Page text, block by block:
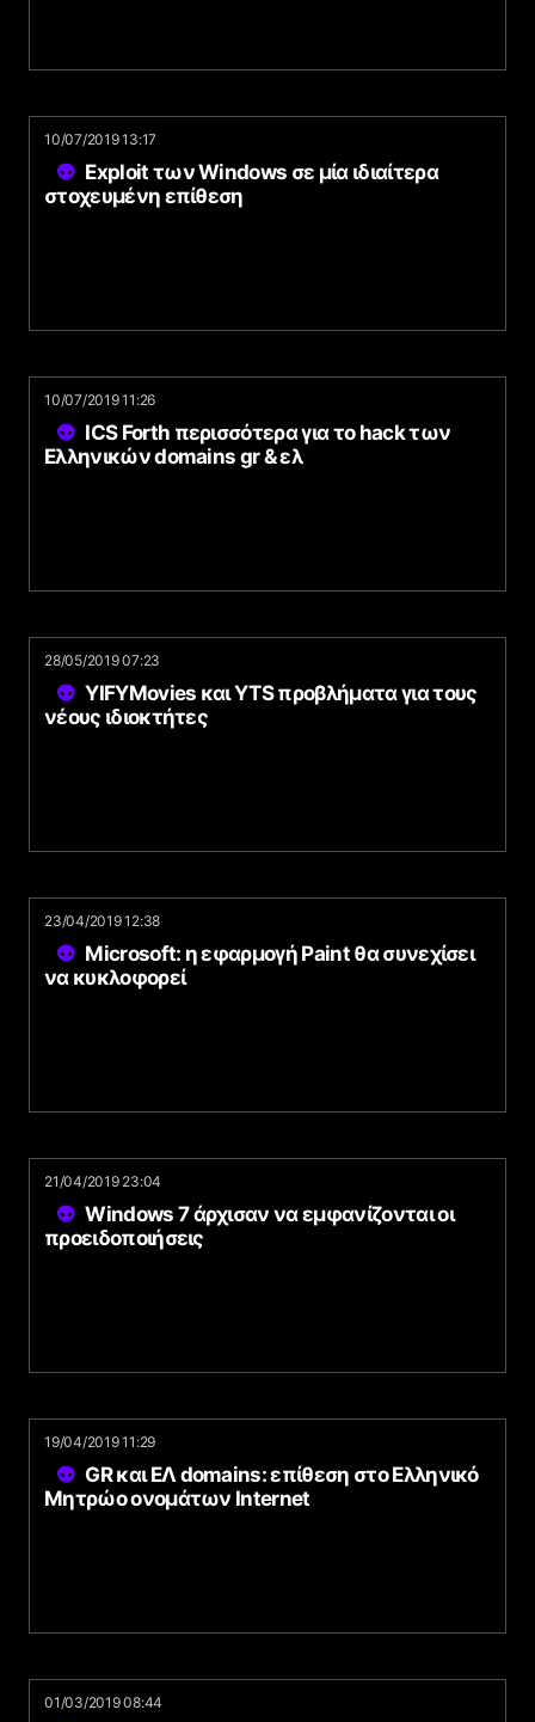
10/07/2019 13:17
Exploit των Windows σε μία ιδιαίτερα
στοχευμένη επίθεση
10/07/2019 11:26
ICS Forth περισσότερα για το hack των
Ελληνικών domains gr & ελ
28/05/2019 07:23
YIFYMovies και YTS προβλήματα για τους
νέους ιδιοκτήτες
23/04/2019 12:38
Microsoft: η εφαρμογή Paint θα συνεχίσει
να κυκλοφορεί
21/04/2019 23:04
Windows 7 άρχισαν να εμφανίζονται οι
προειδοποιήσεις
19/04/2019 11:29
GR και ΕΛ domains: επίθεση στο Ελληνικό
Μητρώο ονομάτων Internet
01/03/2019 08:44